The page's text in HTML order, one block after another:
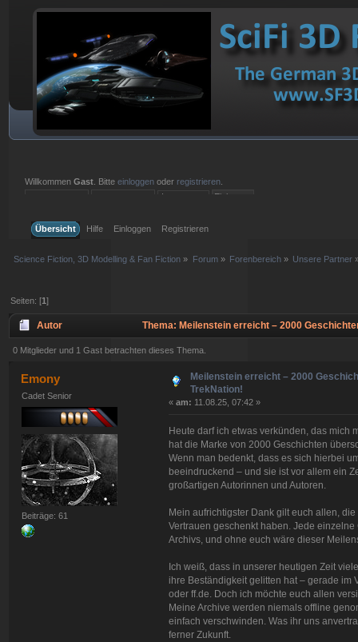
WillkommenGast . Bitteeinloggen oder registrieren
Übersicht
Hilfe Einloggen Registrieren
Science Fiction, 3D Modelling & Fan Fiction » Forum» Forenbereich » Unsere Partner
Seiten: [1]
Autor Thema: Meilenstein erreicht – 2000
0 Mitglieder und 1 Gast betrachten dieses Thema.
Emony
Cadet Senior
Beiträge: 61
Meilenstein erreicht – 2000
TrekNation!
« am: 11.08.25, 07:42 »
Heute darf ich etwas verkünden, das mich
hat die Marke von 2000 Geschichten
Wenn man bedenkt, dass es sich hierbei
beeindruckend – und sie ist vor allem ein
großartigen Autorinnen und Autoren.
Mein aufrichtigster Dank gilt euch allen,
Vertrauen geschenkt haben. Jede
Archivs, und ohne euch wäre dieser
Ich weiß, dass in unserer heutigen Zeit
ihre Beständigkeit gelitten hat – gerade im
oder ff.de. Doch ich möchte euch allen
Meine Archive werden niemals offline
einfach verschwinden. Was ihr uns
ferner Zukunft.